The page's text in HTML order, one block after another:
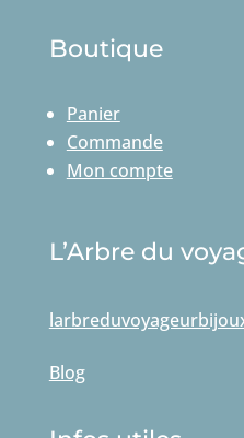
Boutique
Panier
Commande
Mon compte
L’Arbre du
Blog